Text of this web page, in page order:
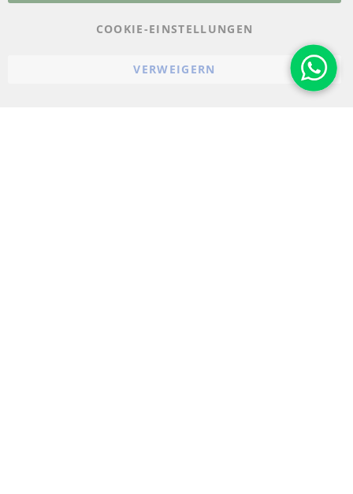
COOKIE-EINSTELLUNGEN
VERWEIGERN